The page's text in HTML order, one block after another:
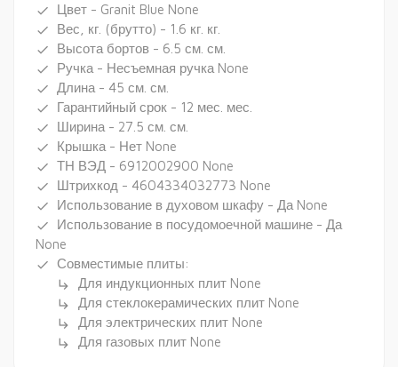
done Цвет - Granit Blue None
done Вес, кг. (брутто) - 1.6 кг. кг.
done Высота бортов - 6.5 см. см.
done Ручка - Несъемная ручка None
done Длина - 45 см. см.
done Гарантийный срок - 12 мес. мес.
done Ширина - 27.5 см. см.
done Крышка - Нет None
done ТН ВЭД - 6912002900 None
done Штрихкод - 4604334032773 None
done Использование в духовом шкафу - Да None
done
Использование в посудомоечной машине - Да
None
done Совместимые плиты:
subdirectory_arrow_right Для индукционных плит None
subdirectory_arrow_right Для стеклокерамических плит None
subdirectory_arrow_right Для электрических плит None
subdirectory_arrow_right Для газовых плит None